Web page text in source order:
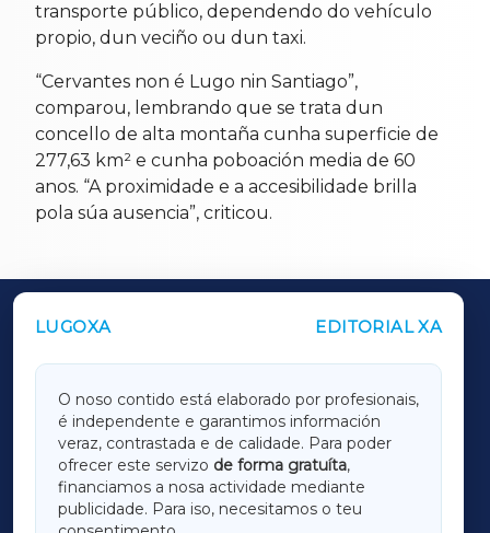
transporte público, dependendo do vehículo
propio, dun veciño ou dun taxi.
“Cervantes non é Lugo nin Santiago”,
comparou, lembrando que se trata dun
concello de alta montaña cunha superficie de
277,63 km² e cunha poboación media de 60
anos. “A proximidade e a accesibilidade brilla
pola súa ausencia”, criticou.
LUGOXA EDITORIAL XA
O noso contido está elaborado por profesionais,
é independente e garantimos información
veraz, contrastada e de calidade. Para poder
ofrecer este servizo de forma gratuíta,
financiamos a nosa actividade mediante
publicidade. Para iso, necesitamos o teu
OUTROS PERIÓDICOS
LUGOXA
TERRACHAXA